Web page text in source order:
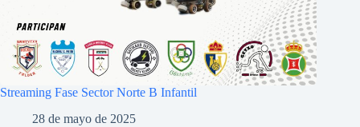
Streaming Fase Sector Norte B Infantil
28 de mayo de 2025